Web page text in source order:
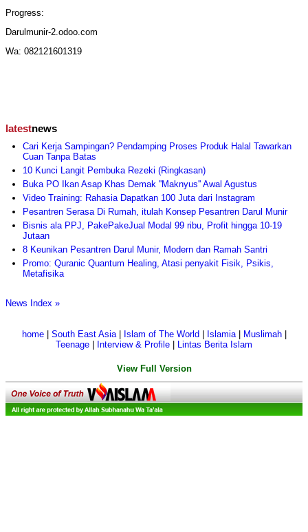
Progress:
Darulmunir-2.odoo.com
Wa: 082121601319
latestnews
Cari Kerja Sampingan? Pendamping Proses Produk Halal Tawarkan
Cuan Tanpa Batas
10 Kunci Langit Pembuka Rezeki (Ringkasan)
Buka PO Ikan Asap Khas Demak ''Maknyus'' Awal Agustus
Video Training: Rahasia Dapatkan 100 Juta dari Instagram
Pesantren Serasa Di Rumah, itulah Konsep Pesantren Darul Munir
Bisnis ala PPJ, PakePakeJual Modal 99 ribu, Profit hingga 10-19
Jutaan
8 Keunikan Pesantren Darul Munir, Modern dan Ramah Santri
Promo: Quranic Quantum Healing, Atasi penyakit Fisik, Psikis,
Metafisika
News Index »
home| South East Asia| Islam of The World Islamia| Muslimah|
Teenage
Interview & Profile Lintas Berita Islam
View Full Version